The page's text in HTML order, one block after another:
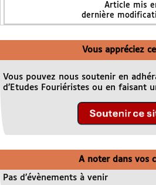
Article mis
dernière
Vous appréciez
Vous pouvez nous soutenir en
d’Etudes Fouriéristes ou en faisant
A noter dans vos
Pas d’évènements à venir